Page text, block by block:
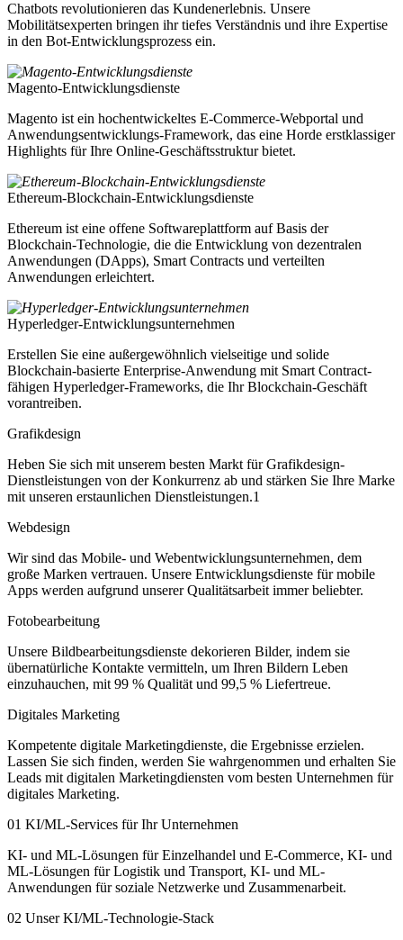
Chatbots revolutionieren das Kundenerlebnis. Unsere
Mobilitätsexperten bringen ihr tiefes Verständnis und ihre Expertise
in den Bot-Entwicklungsprozess ein.
Magento-Entwicklungsdienste
Magento ist ein hochentwickeltes E-Commerce-Webportal und
Anwendungsentwicklungs-Framework, das eine Horde erstklassiger
Highlights für Ihre Online-Geschäftsstruktur bietet.
Ethereum-Blockchain-Entwicklungsdienste
Ethereum ist eine offene Softwareplattform auf Basis der
Blockchain-Technologie, die die Entwicklung von dezentralen
Anwendungen (DApps), Smart Contracts und verteilten
Anwendungen erleichtert.
Hyperledger-Entwicklungsunternehmen
Erstellen Sie eine außergewöhnlich vielseitige und solide
Blockchain-basierte Enterprise-Anwendung mit Smart Contract-
fähigen Hyperledger-Frameworks, die Ihr Blockchain-Geschäft
vorantreiben.
Grafikdesign
Heben Sie sich mit unserem besten Markt für Grafikdesign-
Dienstleistungen von der Konkurrenz ab und stärken Sie Ihre Marke
mit unseren erstaunlichen Dienstleistungen.1
Webdesign
Wir sind das Mobile- und Webentwicklungsunternehmen, dem
große Marken vertrauen. Unsere Entwicklungsdienste für mobile
Apps werden aufgrund unserer Qualitätsarbeit immer beliebter.
Fotobearbeitung
Unsere Bildbearbeitungsdienste dekorieren Bilder, indem sie
übernatürliche Kontakte vermitteln, um Ihren Bildern Leben
einzuhauchen, mit 99 % Qualität und 99,5 % Liefertreue.
Digitales Marketing
Kompetente digitale Marketingdienste, die Ergebnisse erzielen.
Lassen Sie sich finden, werden Sie wahrgenommen und erhalten Sie
Leads mit digitalen Marketingdiensten vom besten Unternehmen für
digitales Marketing.
01 KI/ML-Services für Ihr Unternehmen
KI- und ML-Lösungen für Einzelhandel und E-Commerce, KI- und
ML-Lösungen für Logistik und Transport, KI- und ML-
Anwendungen für soziale Netzwerke und Zusammenarbeit.
02 Unser KI/ML-Technologie-Stack